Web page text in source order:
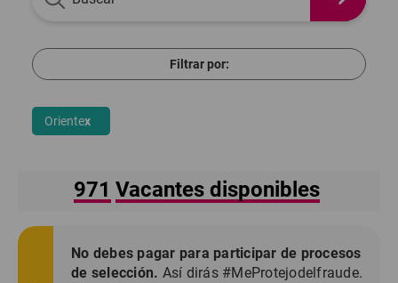
Filtrar por:
Orientex
971 Vacantes disponibles
No debes pagar para participar de procesos
de selección. Así dirás #MeProtejodelfraude.